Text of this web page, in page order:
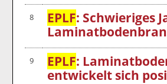
8 EPLF: Schwieriges
9 EPLF:
entwickelt sich